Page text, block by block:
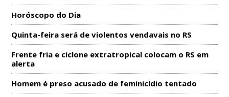
Horóscopo do Dia
Quinta-feira será de violentos vendavais no RS
Frente fria e ciclone extratropical colocam o RS em
alerta
Homem é preso acusado de feminicídio tentado